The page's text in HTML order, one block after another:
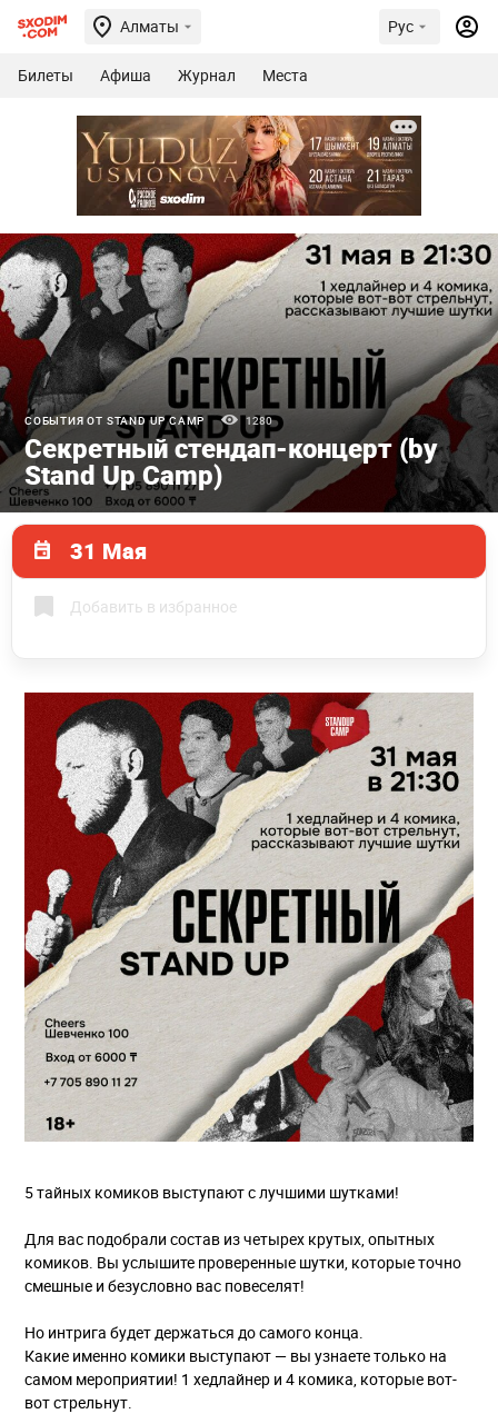
Алматы Рус
Билеты Афиша Журнал Места
СОБЫТИЯ ОТ STAND UP CAMP 1280
Секретный стендап-концерт (by
Stand Up Camp)
31 Мая
Добавить в избранное
5 тайных комиков выступают с лучшими шутками!
Для вас подобрали состав из четырех крутых, опытных
комиков. Вы услышите проверенные шутки, которые точно
смешные и безусловно вас повеселят!
Но интрига будет держаться до самого конца.
Какие именно комики выступают — вы узнаете только на
самом мероприятии! 1 хедлайнер и 4 комика, которые вот-
вот стрельнут.